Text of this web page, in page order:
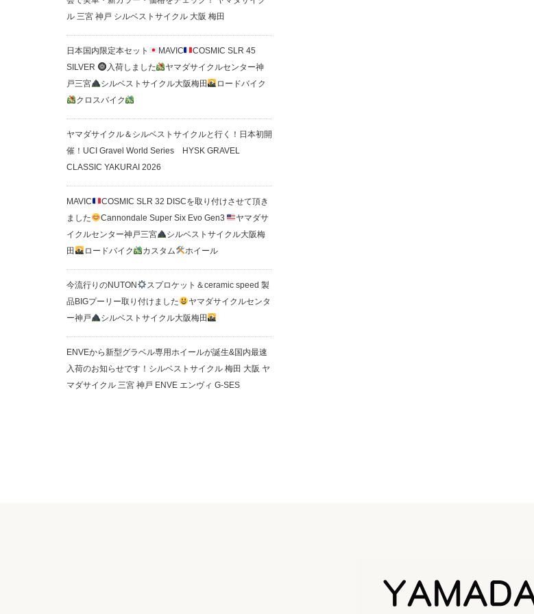
ル 三宮 神戸 シルベストサイクル 大阪 梅田
日本国内限定本セット MAVIC
COSMIC SLR 45
SILVER
入荷しました
ヤマダサイクルセンター神
戸三宮
シルベストサイクル大阪梅田
ロードバイク
クロスバイク
ヤマダサイクル＆シルベストサイクルと行く！日本初開
催！UCI Gravel World Series HYSK GRAVEL
CLASSIC YAKURAI 2026
MAVIC
COSMIC SLR 32 DISCを取り付けさせて頂き
ました
Cannondale Super Six Evo Gen3
ヤマダサ
イクルセンター神戸三宮
シルベストサイクル大阪梅
田
ロードバイク カスタム ホイール
今流行りのNUTON
スプロケット＆ceramic speed 製
品BIGプーリー取り付けました
ヤマダサイクルセンタ
ー神戸
シルベストサイクル大阪梅田
ENVEから新型グラベル専用ホイールが誕生&国内最速
入荷のお知らせです！シルベストサイクル 梅田 大阪 ヤ
マダサイクル 三宮 神戸 ENVE エンヴィ G-SES